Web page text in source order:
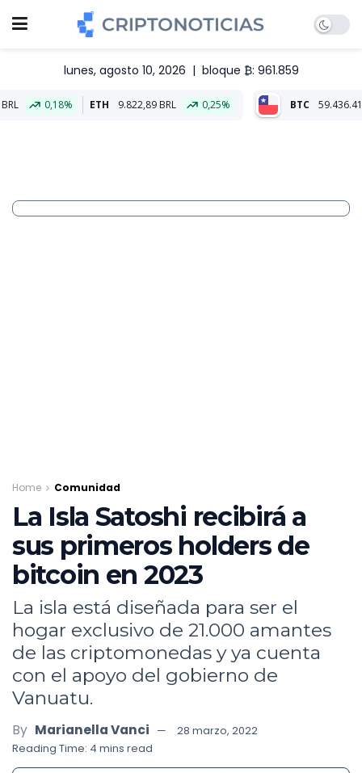
lunes, agosto 10, 2026 | bloque ₿: 961.859
ETH 9.822,89 BRL 0,25% BTC 59.436.417,82 CLP
Home Comunidad
La Isla Satoshi recibirá a
sus primeros holders de
bitcoin en 2023
La isla está diseñada para ser el
hogar exclusivo de 21.000 amantes
de las criptomonedas y ya cuenta
con el apoyo del gobierno de
Vanuatu.
By Marianella Vanci
28 marzo, 2022
Reading Time: 4 mins read